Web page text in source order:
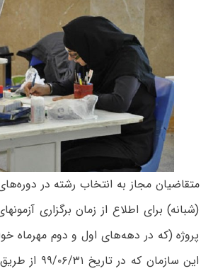
متقاضیان مجاز به انتخاب رشته در
(شبانه) برای اطلاع از زمان برگزاری
پروژه (که در دهه‌های اول و دوم مهرماه
این سازمان که